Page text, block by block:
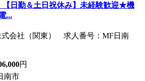
【日勤＆土日祝休み】未経験歓迎★機
...
式会社（関東） 求人番号：MF日南
円
南市